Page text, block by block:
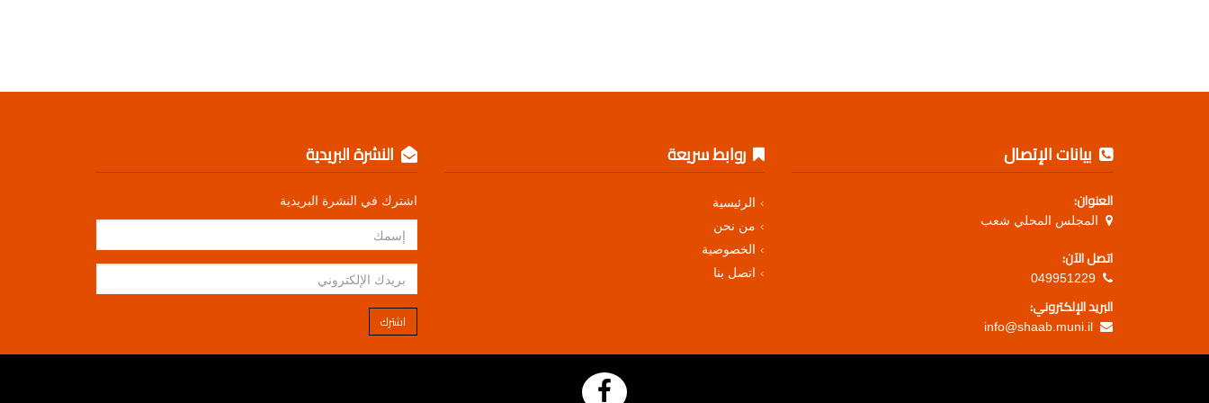
بيانات الإتصال
العنوان:
المجلس المحلي شعب
اتصل الآن:
049951229
البريد الإلكتروني:
info@shaab.muni.il
روابط سريعة
الرئيسية
من نحن
الخصوصية
اتصل بنا
النشرة البريدية
اشترك في النشرة البريدية
اشترك